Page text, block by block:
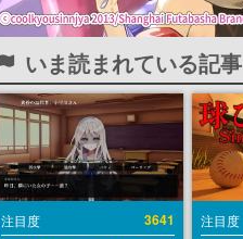
いま読まれている記事
注目度 3641 注目度